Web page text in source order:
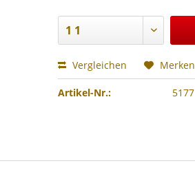
Vergleichen Merken
Artikel-Nr.: 5177